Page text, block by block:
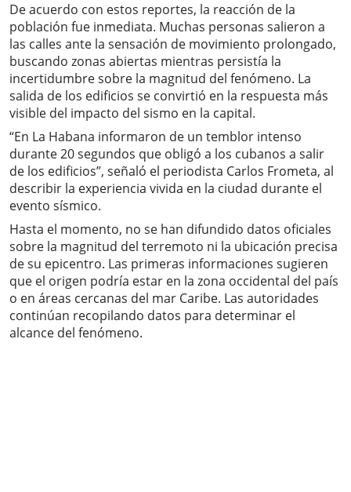
De acuerdo con estos reportes, la reacción de la
población fue inmediata. Muchas personas salieron a
las calles ante la sensación de movimiento prolongado,
buscando zonas abiertas mientras persistía la
incertidumbre sobre la magnitud del fenómeno. La
salida de los edificios se convirtió en la respuesta más
visible del impacto del sismo en la capital.
“En La Habana informaron de un temblor intenso
durante 20 segundos que obligó a los cubanos a salir
de los edificios”, señaló el periodista Carlos Frometa, al
describir la experiencia vivida en la ciudad durante el
evento sísmico.
Hasta el momento, no se han difundido datos oficiales
sobre la magnitud del terremoto ni la ubicación precisa
de su epicentro. Las primeras informaciones sugieren
que el origen podría estar en la zona occidental del país
o en áreas cercanas del mar Caribe. Las autoridades
continúan recopilando datos para determinar el
alcance del fenómeno.